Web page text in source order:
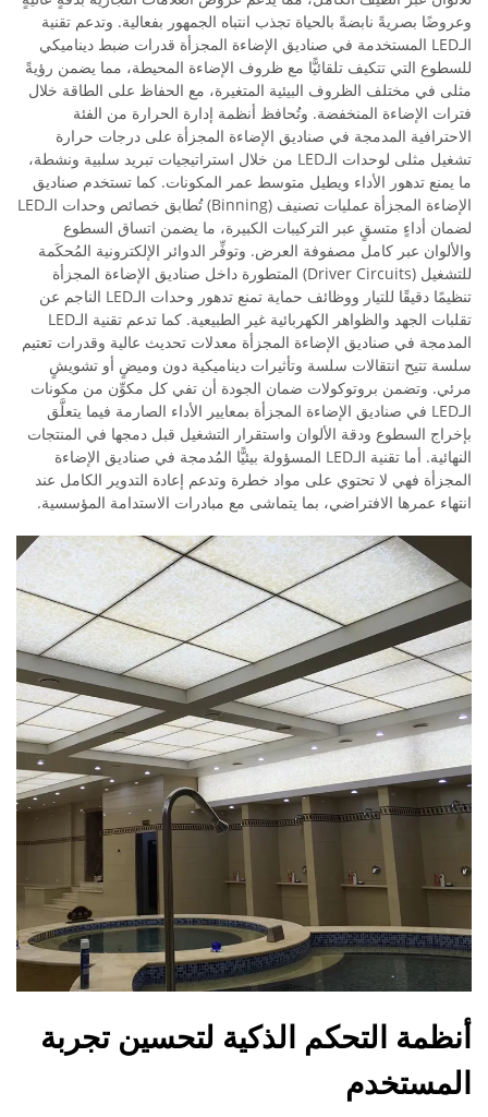
وعروضًا بصريةً نابضةً بالحياة تجذب انتباه الجمهور بفعالية. وتدعم تقنية
الـLED المستخدمة في صناديق الإضاءة المجزأة قدرات ضبط ديناميكي
للسطوع التي تتكيف تلقائيًّا مع ظروف الإضاءة المحيطة، مما يضمن رؤيةً
مثلى في مختلف الظروف البيئية المتغيرة، مع الحفاظ على الطاقة خلال
فترات الإضاءة المنخفضة. وتُحافظ أنظمة إدارة الحرارة من الفئة
الاحترافية المدمجة في صناديق الإضاءة المجزأة على درجات حرارة
تشغيل مثلى لوحدات الـLED من خلال استراتيجيات تبريد سلبية ونشطة،
ما يمنع تدهور الأداء ويطيل متوسط عمر المكونات. كما تستخدم صناديق
الإضاءة المجزأة عمليات تصنيف (Binning) تُطابق خصائص وحدات الـLED
لضمان أداءٍ متسقٍ عبر التركيبات الكبيرة، ما يضمن اتساق السطوع
والألوان عبر كامل مصفوفة العرض. وتوفِّر الدوائر الإلكترونية المُحكَمة
للتشغيل (Driver Circuits) المتطورة داخل صناديق الإضاءة المجزأة
تنظيمًا دقيقًا للتيار ووظائف حماية تمنع تدهور وحدات الـLED الناجم عن
تقلبات الجهد والظواهر الكهربائية غير الطبيعية. كما تدعم تقنية الـLED
المدمجة في صناديق الإضاءة المجزأة معدلات تحديث عالية وقدرات تعتيم
سلسة تتيح انتقالات سلسة وتأثيرات ديناميكية دون وميضٍ أو تشويشٍ
مرئي. وتضمن بروتوكولات ضمان الجودة أن تفي كل مكوِّن من مكونات
الـLED في صناديق الإضاءة المجزأة بمعايير الأداء الصارمة فيما يتعلَّق
بإخراج السطوع ودقة الألوان واستقرار التشغيل قبل دمجها في المنتجات
النهائية. أما تقنية الـLED المسؤولة بيئيًّا المُدمجة في صناديق الإضاءة
المجزأة فهي لا تحتوي على مواد خطرة وتدعم إعادة التدوير الكامل عند
انتهاء عمرها الافتراضي، بما يتماشى مع مبادرات الاستدامة المؤسسية.
أنظمة التحكم الذكية لتحسين تجربة
المستخدم